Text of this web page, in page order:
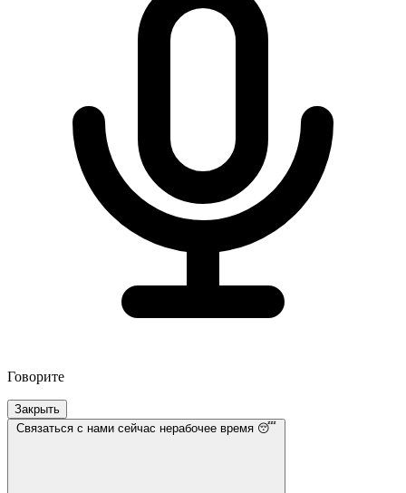
Говорите
Закрыть
Связаться с нами сейчас нерабочее время 😴